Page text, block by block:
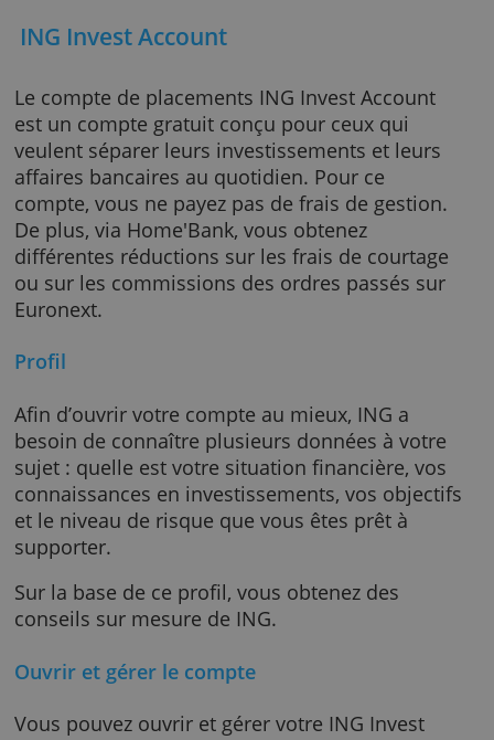
ING Invest Account
Le compte de placements ING Invest
est un compte gratuit conçu pour ceux qui
veulent séparer leurs investissements et
affaires bancaires au quotidien. Pour ce
compte, vous ne payez pas de frais de
différentes réductions sur les frais de
ou sur les commissions des ordres passés
Euronext.
Profil
Afin d’ouvrir votre compte au mieux, ING a
besoin de connaître plusieurs données à
sujet : quelle est votre situation financière,
et le niveau de risque que vous êtes prêt à